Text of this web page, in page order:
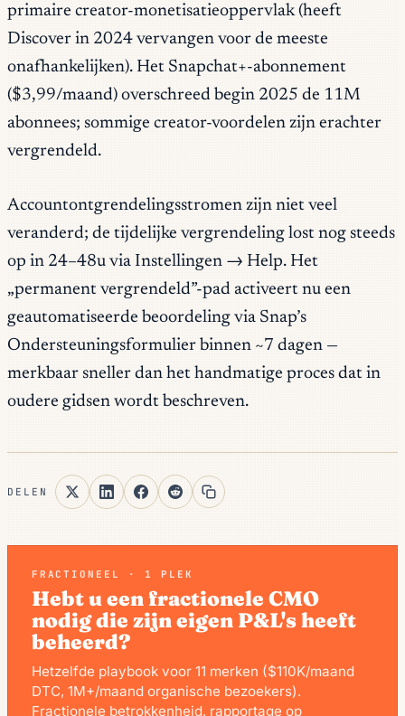
primaire creator-monetisatieoppervlak (heeft
Discover in 2024 vervangen voor de meeste
onafhankelijken). Het Snapchat+-abonnement
($3,99/maand) overschreed begin 2025 de 11M
abonnees; sommige creator-voordelen zijn erachter
vergrendeld.
Accountontgrendelingsstromen zijn niet veel
veranderd; de tijdelijke vergrendeling lost nog steeds
op in 24–48u via Instellingen → Help. Het
„permanent vergrendeld”-pad activeert nu een
geautomatiseerde beoordeling via Snap’s
Ondersteuningsformulier binnen ~7 dagen —
merkbaar sneller dan het handmatige proces dat in
oudere gidsen wordt beschreven.
DELEN
FRACTIONEEL · 1 PLEK
Hebt u een fractionele CMO
nodig die zijn eigen P&L's heeft
beheerd?
Hetzelfde playbook voor 11 merken ($110K/maand
DTC, 1M+/maand organische bezoekers).
Fractionele betrokkenheid, rapportage op